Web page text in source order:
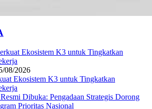
08/2026
Ekosistem K3 untuk Tingkatkan